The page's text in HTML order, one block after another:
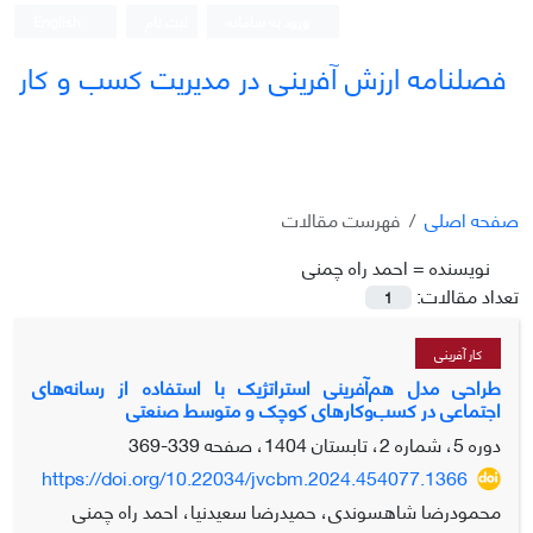
فصلنامه ارزش آفرینی در مدیریت کسب و کار
صفحه اصلی
فهرست مقالات
نویسنده =احمد راه چمنی
تعداد مقالات:
1
کار آفرینی
طراحی مدل هم‌آفرینی استراتژیک با استفاده از رسانه‌های
اجتماعی در کسب‌و‌کارهای کوچک و متوسط صنعتی
دوره 5، شماره 2، تابستان 1404، صفحه
339-369
https://doi.org/10.22034/jvcbm.2024.454077.1366
محمودرضا شاهسوندی، حمیدرضا سعیدنیا، احمد راه چمنی